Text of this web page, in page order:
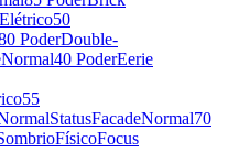
Elétrico50
PoderDouble-
Normal40 PoderEerie
55
StatusFacadeNormal70
FísicoFocus